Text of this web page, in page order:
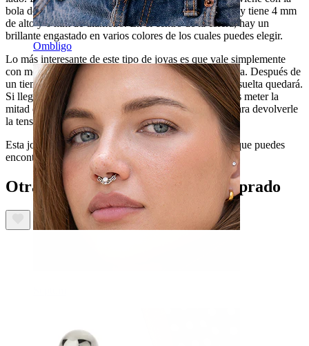
Ombligo
bola del extremo. La bola es plana por la parte trasera y tiene 4 mm
de alto y 6 mm de diámetro. En el centro de la esfera, hay un
brillante engastado en varios colores de los cuales puedes elegir.
Lo más interesante de este tipo de joyas es que vale simplemente
con meter la clavija en la barra para que quede ajustada. Después de
un tiempo, cuanto más metas y saques la clavija, más suelta quedará.
Si llega un día en el que está demasiado suelta, puedes meter la
mitad de la clavija en la barra y doblarla un poquito para devolverle
la tensión.
Esta joya es de titanio, uno de los mejores materiales que puedes
encontrar para joyas para piercings.
Otras personas también han comprado